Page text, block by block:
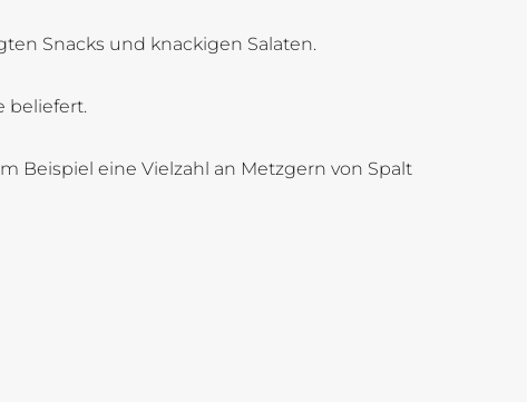
Snacks und knackigen Salaten.
beliefert.
Beispiel eine Vielzahl an Metzgern von Spalt